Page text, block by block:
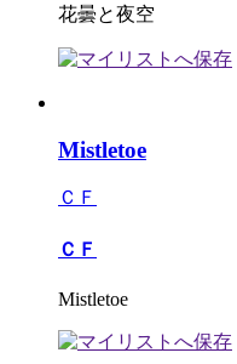
花曇と夜空
Mistletoe
ＣＦ
ＣＦ
Mistletoe